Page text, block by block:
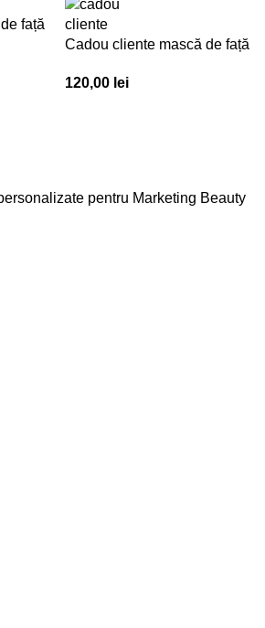
față
Cadou cliente mască de față
120,00 lei
pentru Marketing Beauty